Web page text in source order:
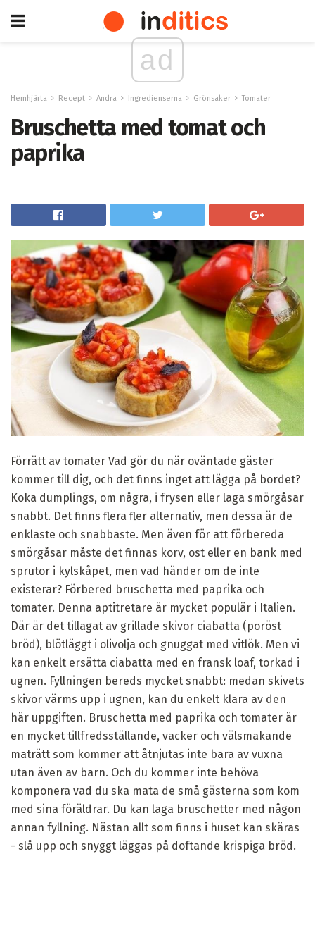
ad
Hemhjärta Recept Andra Ingredienserna Grönsaker Tomater
Bruschetta med tomat och
paprika
Förrätt av tomater Vad gör du när oväntade gäster
kommer till dig, och det finns inget att lägga på bordet?
Koka dumplings, om några, i frysen eller laga smörgåsar
snabbt. Det finns flera fler alternativ, men dessa är de
enklaste och snabbaste. Men även för att förbereda
smörgåsar måste det finnas korv, ost eller en bank med
sprutor i kylskåpet, men vad händer om de inte
existerar? Förbered bruschetta med paprika och
tomater. Denna aptitretare är mycket populär i Italien.
Där är det tillagat av grillade skivor ciabatta (poröst
bröd), blötläggt i olivolja och gnuggat med vitlök. Men vi
kan enkelt ersätta ciabatta med en fransk loaf, torkad i
ugnen. Fyllningen bereds mycket snabbt: medan skivets
skivor värms upp i ugnen, kan du enkelt klara av den
här uppgiften. Bruschetta med paprika och tomater är
en mycket tillfredsställande, vacker och välsmakande
maträtt som kommer att åtnjutas inte bara av vuxna
utan även av barn. Och du kommer inte behöva
komponera vad du ska mata de små gästerna som kom
med sina föräldrar. Du kan laga bruschetter med någon
annan fyllning. Nästan allt som finns i huset kan skäras
- slå upp och snyggt läggas på doftande krispiga bröd.